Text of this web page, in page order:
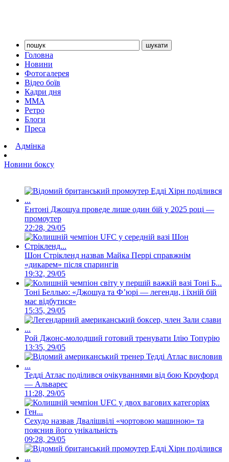
Головна
Новини
Фотогалерея
Відео боїв
Кадри дня
ММА
Ретро
Блоги
Преса
Адмінка
Новини боксу
Ентоні Джошуа проведе лише один бій у 2025 році —
промоутер
22:28, 29/05
Шон Стрікленд назвав Майка Перрі справжнім
«дикарем» після спарингів
19:32, 29/05
Тоні Беллью: «Джошуа та Ф’юрі — легенди, і їхній бій
має відбутися»
15:35, 29/05
Рой Джонс-молодший готовий тренувати Ілію Топурію
13:35, 29/05
Тедді Атлас поділився очікуваннями від бою Кроуфорд
— Альварес
11:28, 29/05
Сехудо назвав Двалішвілі «чортовою машиною» та
пояснив його унікальність
09:28, 29/05